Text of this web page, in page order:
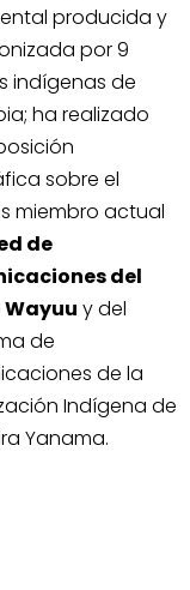
producida y
por 9
de
del
Wayuu y del
de
de la
Indígena de
Yanama.